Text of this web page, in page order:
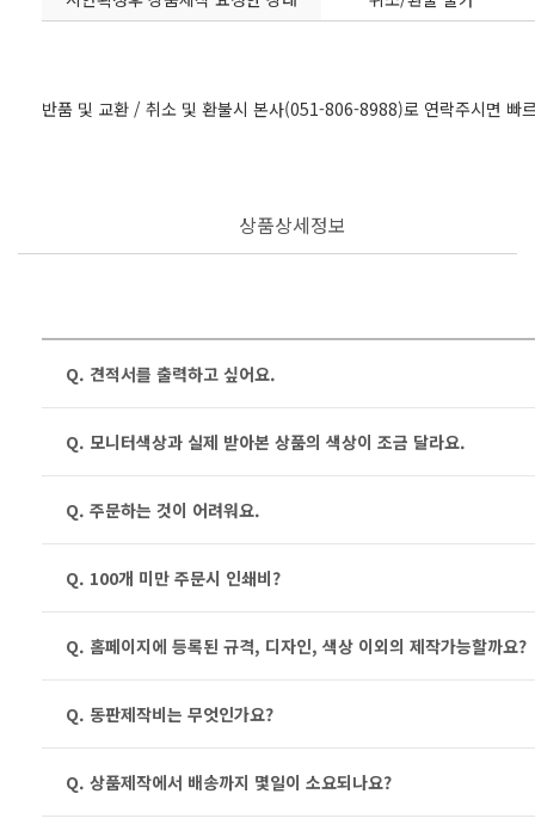
반품 및 교환 / 취소 및 환불시 본사(051-806-8988)로 연락주시면 빠
상품상세정보
Q. 견적서를 출력하고 싶어요.
Q. 모니터색상과 실제 받아본 상품의 색상이 조금 달라요.
Q. 주문하는 것이 어려워요.
Q. 100개 미만 주문시 인쇄비?
Q. 홈페이지에 등록된 규격, 디자인, 색상 이외의 제작가능할까요?
Q. 동판제작비는 무엇인가요?
Q. 상품제작에서 배송까지 몇일이 소요되나요?